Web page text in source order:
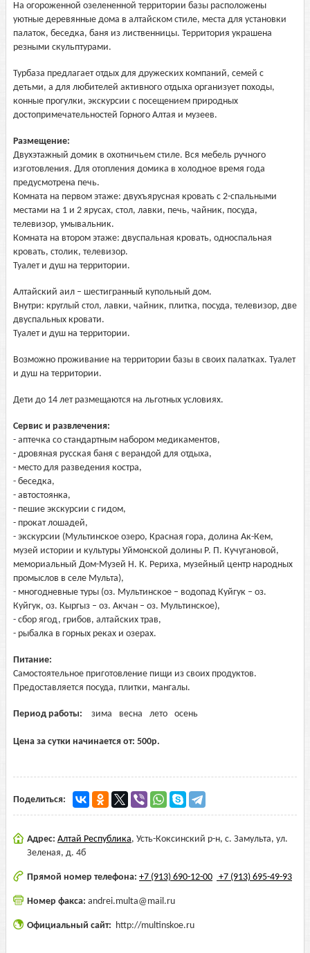
На огороженной озелененной территории базы расположены
уютные деревянные дома в алтайском стиле, места для установки
палаток, беседка, баня из лиственницы. Территория украшена
резными скульптурами.
Турбаза предлагает отдых для дружеских компаний, семей с
детьми, а для любителей активного отдыха организует походы,
конные прогулки, экскурсии с посещением природных
достопримечательностей Горного Алтая и музеев.
Размещение:
Двухэтажный домик в охотничьем стиле. Вся мебель ручного
изготовления. Для отопления домика в холодное время года
предусмотрена печь.
Комната на первом этаже: двухъярусная кровать с 2-спальными
местами на 1 и 2 ярусах, стол, лавки, печь, чайник, посуда,
телевизор, умывальник.
Комната на втором этаже: двуспальная кровать, односпальная
кровать, столик, телевизор.
Туалет и душ на территории.
Алтайский аил – шестигранный купольный дом.
Внутри: круглый стол, лавки, чайник, плитка, посуда, телевизор, две
двуспальных кровати.
Туалет и душ на территории.
Возможно проживание на территории базы в своих палатках. Туалет
и душ на территории.
Дети до 14 лет размещаются на льготных условиях.
Сервис и развлечения:
- аптечка со стандартным набором медикаментов,
- дровяная русская баня с верандой для отдыха,
- место для разведения костра,
- беседка,
- автостоянка,
- пешие экскурсии с гидом,
- прокат лошадей,
- экскурсии (Мультинское озеро, Красная гора, долина Ак-Кем,
музей истории и культуры Уймонской долины Р. П. Кучугановой,
мемориальный Дом-Музей Н. К. Рериха, музейный центр народных
промыслов в селе Мульта),
- многодневные туры (оз. Мультинское – водопад Куйгук – оз.
Куйгук, оз. Кыргыз – оз. Акчан – оз. Мультинское),
- сбор ягод, грибов, алтайских трав,
- рыбалка в горных реках и озерах.
Питание:
Самостоятельное приготовление пищи из своих продуктов.
Предоставляется посуда, плитки, мангалы.
Период работы: зима весна лето осень
Цена за сутки начинается от: 500р.
Поделиться:
Адрес: Алтай Республика, Усть-Коксинский р-н, с. Замульта, ул.
Зеленая, д. 4б
Прямой номер телефона: +7 (913) 690-12-00 +7 (913) 695-49-93
Номер факса: andrei.multa@mail.ru
Официальный сайт: http://multinskoe.ru